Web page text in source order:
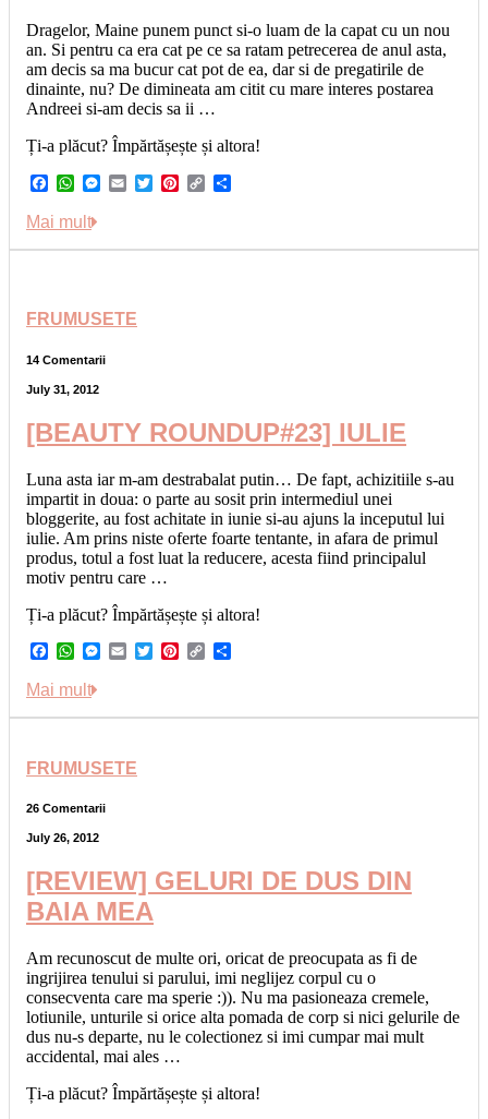
Dragelor, Maine punem punct si-o luam de la capat cu un nou
an. Si pentru ca era cat pe ce sa ratam petrecerea de anul asta,
am decis sa ma bucur cat pot de ea, dar si de pregatirile de
dinainte, nu? De dimineata am citit cu mare interes postarea
Andreei si-am decis sa ii …
Ți-a plăcut? Împărtășește și altora!
Facebook
WhatsApp
Messenger
EmailTwitterPinterest
Copy
Mai mult
FRUMUSETE
14 Comentarii
July 31, 2012
[BEAUTY ROUNDUP#23] IULIE
Luna asta iar m-am destrabalat putin… De fapt, achizitiile s-au
impartit in doua: o parte au sosit prin intermediul unei
bloggerite, au fost achitate in iunie si-au ajuns la inceputul lui
iulie. Am prins niste oferte foarte tentante, in afara de primul
produs, totul a fost luat la reducere, acesta fiind principalul
motiv pentru care …
Ți-a plăcut? Împărtășește și altora!
Facebook
WhatsApp
Messenger
EmailTwitterPinterest
Copy
Mai mult
FRUMUSETE
26 Comentarii
July 26, 2012
[REVIEW] GELURI DE DUS DIN
BAIA MEA
Am recunoscut de multe ori, oricat de preocupata as fi de
ingrijirea tenului si parului, imi neglijez corpul cu o
consecventa care ma sperie :)). Nu ma pasioneaza cremele,
lotiunile, unturile si orice alta pomada de corp si nici gelurile de
dus nu-s departe, nu le colectionez si imi cumpar mai mult
accidental, mai ales …
Ți-a plăcut? Împărtășește și altora!